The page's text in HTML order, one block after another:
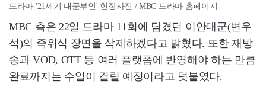
드라마 '21세기 대군부인' 현장사진 / MBC 드라마 홈페이지
MBC 측은 22일 드라마 11회에 담겼던 이안대군(변우
석)의 즉위식 장면을 삭제하겠다고 밝혔다. 또한 재방
송과 VOD, OTT 등 여러 플랫폼에 반영해야 하는 만큼
완료까지는 수일이 걸릴 예정이라고 덧붙였다.